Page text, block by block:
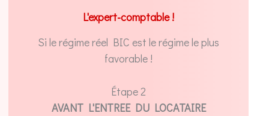
L'expert-comptable !
Si le régime réel BIC est le régime le plus
favorable !
Étape 2
AVANT L'ENTREE DU LOCATAIRE